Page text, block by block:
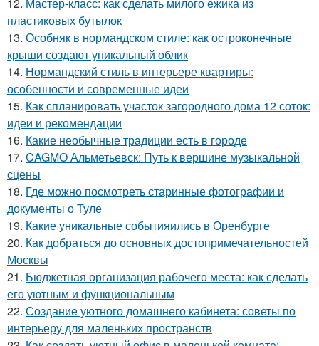
12. Мастер-класс: как сделать милого ежика из
пластиковых бутылок
13. Особняк в нормандском стиле: как остроконечные
крыши создают уникальный облик
14. Нормандский стиль в интерьере квартиры:
особенности и современные идеи
15. Как спланировать участок загородного дома 12 соток:
идеи и рекомендации
16. Какие необычные традиции есть в городе
17. CAGMO Альметьевск: Путь к вершине музыкальной
сцены
18. Где можно посмотреть старинные фотографии и
документы о Туле
19. Какие уникальные событияились в Оренбурге
20. Как добраться до основных достопримечательностей
Москвы
21. Бюджетная организация рабочего места: как сделать
его уютным и функциональным
22. Создание уютного домашнего кабинета: советы по
интерьеру для маленьких пространств